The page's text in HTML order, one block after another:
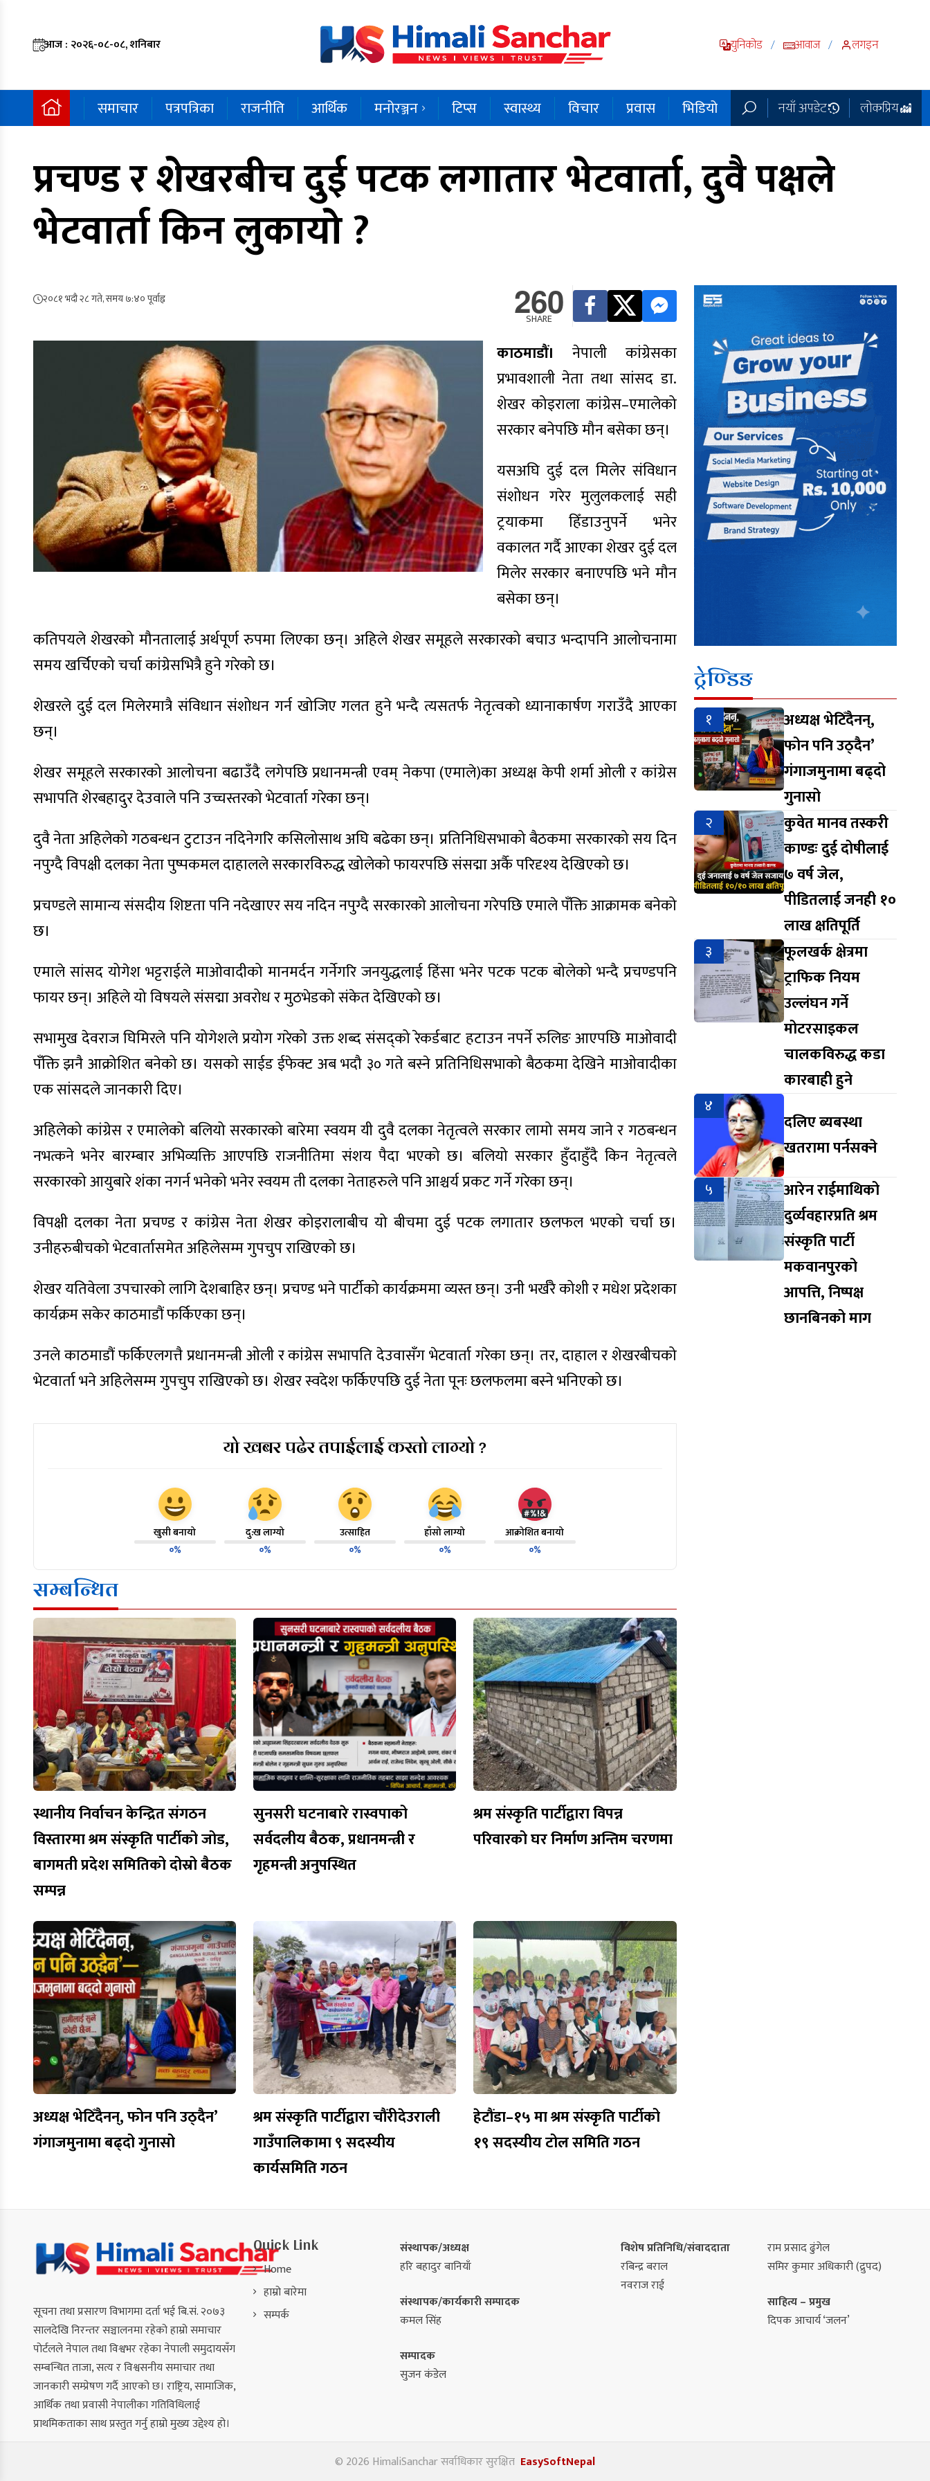
आज : २०२६-०८-०८, शनिबार युनिकोड / आवाज / लगइन
समाचार पत्रपत्रिका राजनीति आर्थिक मनोरञ्जन टिप्स स्वास्थ्य विचार प्रवास भिडियो नयाँ अपडेट लोकप्रिय
प्रचण्ड र शेखरबीच दुई पटक लगातार भेटवार्ता, दुवै पक्षले
भेटवार्ता किन लुकायो ?
२०८१ भदौ २८ गते, समय ७:४० पूर्वाह्न 260
SHARE
काठमाडौं। नेपाली कांग्रेसका
प्रभावशाली नेता तथा सांसद डा.
शेखर कोइराला कांग्रेस–एमालेको
सरकार बनेपछि मौन बसेका छन्।
यसअघि दुई दल मिलेर संविधान
संशोधन गरेर मुलुलकलाई सही
ट्रयाकमा हिँडाउनुपर्ने भनेर
वकालत गर्दै आएका शेखर दुई दल
मिलेर सरकार बनाएपछि भने मौन
बसेका छन्।
कतिपयले शेखरको मौनतालाई अर्थपूर्ण रुपमा लिएका छन्। अहिले शेखर समूहले सरकारको बचाउ भन्दापनि आलोचनामा
समय खर्चिएको चर्चा कांग्रेसभित्रै हुने गरेको छ।
शेखरले दुई दल मिलेरमात्रै संविधान संशोधन गर्न खोजिए गलत हुने भन्दै त्यसतर्फ नेतृत्वको ध्यानाकार्षण गराउँदै आएका
छन्।
शेखर समूहले सरकारको आलोचना बढाउँदै लगेपछि प्रधानमन्त्री एवम् नेकपा (एमाले)का अध्यक्ष केपी शर्मा ओली र कांग्रेस
सभापति शेरबहादुर देउवाले पनि उच्चस्तरको भेटवार्ता गरेका छन्।
दुवै नेता अहिलेको गठबन्धन टुटाउन नदिनेगरि कसिलोसाथ अघि बढेका छन्। प्रतिनिधिसभाको बैठकमा सरकारको सय दिन
नपुग्दै विपक्षी दलका नेता पुष्पकमल दाहालले सरकारविरुद्ध खोलेको फायरपछि संसद्मा अर्कै परिदृश्य देखिएको छ।
प्रचण्डले सामान्य संसदीय शिष्टता पनि नदेखाएर सय नदिन नपुग्दै सरकारको आलोचना गरेपछि एमाले पँक्ति आक्रामक बनेको
छ।
एमाले सांसद योगेश भट्टराईले माओवादीको मानमर्दन गर्नेगरि जनयुद्धलाई हिंसा भनेर पटक पटक बोलेको भन्दै प्रचण्डपनि
फायर छन्। अहिले यो विषयले संसद्मा अवरोध र मुठभेडको संकेत देखिएको छ।
सभामुख देवराज घिमिरले पनि योगेशले प्रयोग गरेको उक्त शब्द संसद्को रेकर्डबाट हटाउन नपर्ने रुलिङ आएपछि माओवादी
पँक्ति झनै आक्रोशित बनेको छ। यसको साईड ईफेक्ट अब भदौ ३० गते बस्ने प्रतिनिधिसभाको बैठकमा देखिने माओवादीका
एक सांसदले जानकारी दिए।
अहिलेको कांग्रेस र एमालेको बलियो सरकारको बारेमा स्वयम यी दुवै दलका नेतृत्वले सरकार लामो समय जाने र गठबन्धन
नभत्कने भनेर बारम्बार अभिव्यक्ति आएपछि राजनीतिमा संशय पैदा भएको छ। बलियो सरकार हुँदाहुँदै किन नेतृत्वले
सरकारको आयुबारे शंका नगर्न भनेको भनेर स्वयम ती दलका नेताहरुले पनि आश्चर्य प्रकट गर्ने गरेका छन्।
विपक्षी दलका नेता प्रचण्ड र कांग्रेस नेता शेखर कोइरालाबीच यो बीचमा दुई पटक लगातार छलफल भएको चर्चा छ।
उनीहरुबीचको भेटवार्तासमेत अहिलेसम्म गुपचुप राखिएको छ।
शेखर यतिवेला उपचारको लागि देशबाहिर छन्। प्रचण्ड भने पार्टीको कार्यक्रममा व्यस्त छन्। उनी भर्खरै कोशी र मधेश प्रदेशका
कार्यक्रम सकेर काठमाडौं फर्किएका छन्।
उनले काठमाडौं फर्किएलगत्तै प्रधानमन्त्री ओली र कांग्रेस सभापति देउवासँग भेटवार्ता गरेका छन्। तर, दाहाल र शेखरबीचको
भेटवार्ता भने अहिलेसम्म गुपचुप राखिएको छ। शेखर स्वदेश फर्किएपछि दुई नेता पूनः छलफलमा बस्ने भनिएको छ।
यो खबर पढेर तपाईलाई कस्तो लाग्यो ?
खुसी बनायो
०%
दु:ख लाग्यो
०%
उत्साहित
०%
हाँसो लाग्यो
०%
आक्रोशित बनायो
०%
सम्बन्धित
स्थानीय निर्वाचन केन्द्रित संगठन
विस्तारमा श्रम संस्कृति पार्टीको जोड,
बागमती प्रदेश समितिको दोस्रो बैठक
सम्पन्न
सुनसरी घटनाबारे रास्वपाको
सर्वदलीय बैठक, प्रधानमन्त्री र
गृहमन्त्री अनुपस्थित
श्रम संस्कृति पार्टीद्वारा विपन्न
परिवारको घर निर्माण अन्तिम चरणमा
अध्यक्ष भेटिँदैनन्, फोन पनि उठ्दैन’
गंगाजमुनामा बढ्दो गुनासो
श्रम संस्कृति पार्टीद्वारा चौंरीदेउराली
गाउँपालिकामा ९ सदस्यीय
कार्यसमिति गठन
हेटौंडा–१५ मा श्रम संस्कृति पार्टीको
१९ सदस्यीय टोल समिति गठन
ट्रेण्डिङ
१
अध्यक्ष भेटिँदैनन्,
फोन पनि उठ्दैन’
गंगाजमुनामा बढ्दो
गुनासो
२
कुवेत मानव तस्करी
काण्डः दुई दोषीलाई
७ वर्ष जेल,
पीडितलाई जनही १०
लाख क्षतिपूर्ति
३
फूलखर्क क्षेत्रमा
ट्राफिक नियम
उल्लंघन गर्ने
मोटरसाइकल
चालकविरुद्ध कडा
कारबाही हुने
४
दलिए ब्यबस्था
खतरामा पर्नसक्ने
५
आरेन राईमाथिको
दुर्व्यवहारप्रति श्रम
संस्कृति पार्टी
मकवानपुरको
आपत्ति, निष्पक्ष
छानबिनको माग
सूचना तथा प्रसारण विभागमा दर्ता भई बि.सं. २०७३
सालदेखि निरन्तर सञ्चालनमा रहेको हाम्रो समाचार
पोर्टलले नेपाल तथा विश्वभर रहेका नेपाली समुदायसँग
सम्बन्धित ताजा, सत्य र विश्वसनीय समाचार तथा
जानकारी सम्प्रेषण गर्दै आएको छ। राष्ट्रिय, सामाजिक,
आर्थिक तथा प्रवासी नेपालीका गतिविधिलाई
प्राथमिकताका साथ प्रस्तुत गर्नु हाम्रो मुख्य उद्देश्य हो।
Quick Link
Home
हाम्रो बारेमा
सम्पर्क
संस्थापक/अध्यक्ष
हरि बहादुर बानियाँ
संस्थापक/कार्यकारी सम्पादक
कमल सिंह
सम्पादक
सुजन कंडेल
विशेष प्रतिनिधि/संवाददाता
रबिन्द्र बराल
नवराज राई
राम प्रसाद ढुंगेल
समिर कुमार अधिकारी (द्रुपद)
साहित्य – प्रमुख
दिपक आचार्य ‘जलन’
© 2026 HimaliSanchar सर्वाधिकार सुरक्षित EasySoftNepal